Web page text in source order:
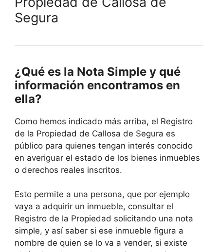
Segura
¿Qué es la Nota Simple y qué
información encontramos en
ella?
Como hemos indicado más arriba, el Registro
de la Propiedad de Callosa de Segura es
público para quienes tengan interés conocido
en averiguar el estado de los bienes inmuebles
o derechos reales inscritos.
Esto permite a una persona, que por ejemplo
vaya a adquirir un inmueble, consultar el
Registro de la Propiedad solicitando una nota
simple, y así saber si ese inmueble figura a
nombre de quien se lo va a vender, si existe